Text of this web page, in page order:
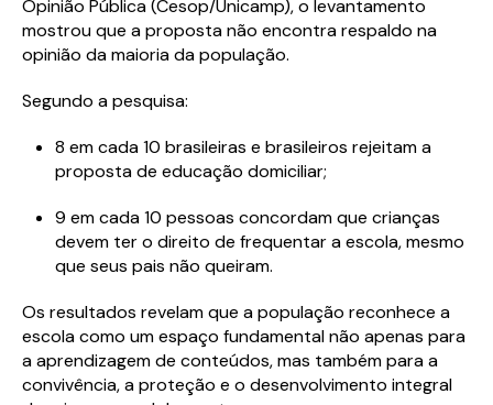
Opinião Pública (Cesop/Unicamp), o levantamento
mostrou que a proposta não encontra respaldo na
opinião da maioria da população.
Segundo a pesquisa:
8 em cada 10 brasileiras e brasileiros rejeitam a
proposta de educação domiciliar;
9 em cada 10 pessoas concordam que crianças
devem ter o direito de frequentar a escola, mesmo
que seus pais não queiram.
Os resultados revelam que a população reconhece a
escola como um espaço fundamental não apenas para
a aprendizagem de conteúdos, mas também para a
convivência, a proteção e o desenvolvimento integral